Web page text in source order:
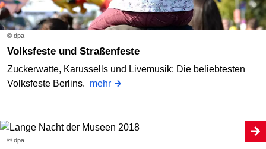
© dpa
Volksfeste und Straßenfeste
Zuckerwatte, Karussells und Livemusik: Die beliebtesten
Volksfeste Berlins. mehr
© dpa